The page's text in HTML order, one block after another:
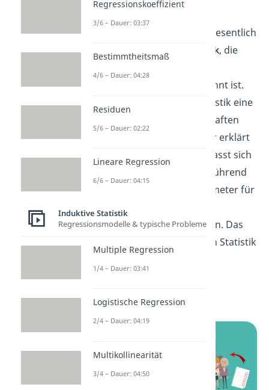
Inferenzstatistik.
Sie unterscheidet sich ganz wesentlich
von der
deskriptiven Statistik, die
beschreibende Statistik bekannt ist.
Während die deskriptive Statistik eine
Stichprobe und ihre Eigenschaften
über verschiedene Parameter erklärt
(z.B. Mittelwert, Varianz), befasst sich
die induktive Statistik weiterführend
damit, ebenfalls auf die Parameter für
die zugrunde liegende
Grundgesamtheit zu schließen. Das
geschieht in der inferentiellen Statistik
Hypothesentests oder auch
Regressionskoeffizient
3/6 – Dauer: 03:37
Bestimmtheitsmaß
4/6 – Dauer: 04:28
Residuen
5/6 – Dauer: 02:22
Lineare Regression
6/6 – Dauer: 04:15
Induktive Statistik
Regressionsmodelle & typische Probleme
Multiple Regression
1/4 – Dauer: 03:41
Logistische Regression
2/4 – Dauer: 04:19
Multikollinearität
3/4 – Dauer: 04:50